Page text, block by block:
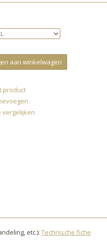
aan winkelwagen
product
vergelijken
etc.): Technische fiche